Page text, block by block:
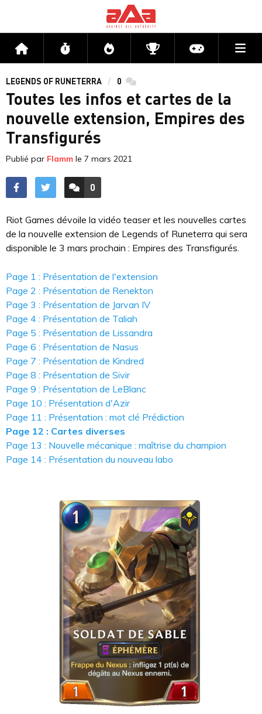
Accueil Flux Directs CompétitionsActu jeux
LEGENDS OF RUNETERRA 0 commentaires
Toutes les infos et cartes de la
nouvelle extension, Empires des
Transfigurés
Publié par Flamm le 7 mars 2021
ACCÉDER AUX
0
COMMENTAIRES
Riot Games dévoile la vidéo teaser et les nouvelles cartes
de la nouvelle extension de Legends of Runeterra qui sera
disponible le 3 mars prochain : Empires des Transfigurés.
Page 1 : Présentation de l'extension
Page 2 : Présentation de Renekton
Page 3 : Présentation de Jarvan IV
Page 4 : Présentation de Taliah
Page 5 : Présentation de Lissandra
Page 6 : Présentation de Nasus
Page 7 : Présentation de Kindred
Page 8 : Présentation de Sivir
Page 9 : Présentation de LeBlanc
Page 10 : Présentation d'Azir
Page 11 : Présentation : mot clé Prédiction
Page 12 : Cartes diverses
Page 13 : Nouvelle mécanique : maîtrise du champion
Page 14 : Présentation du nouveau labo